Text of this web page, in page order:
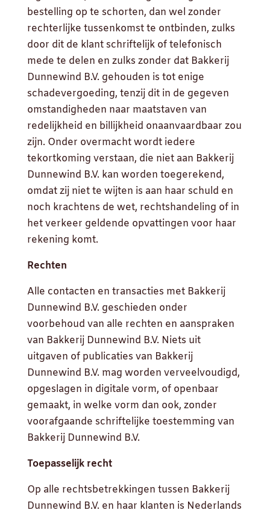
bestelling op te schorten, dan wel zonder
rechterlijke tussenkomst te ontbinden, zulks
door dit de klant schriftelijk of telefonisch
mede te delen en zulks zonder dat Bakkerij
Dunnewind B.V. gehouden is tot enige
schadevergoeding, tenzij dit in de gegeven
omstandigheden naar maatstaven van
redelijkheid en billijkheid onaanvaardbaar zou
zijn. Onder overmacht wordt iedere
tekortkoming verstaan, die niet aan Bakkerij
Dunnewind B.V. kan worden toegerekend,
omdat zij niet te wijten is aan haar schuld en
noch krachtens de wet, rechtshandeling of in
het verkeer geldende opvattingen voor haar
rekening komt.
Rechten
Alle contacten en transacties met Bakkerij
Dunnewind B.V. geschieden onder
voorbehoud van alle rechten en aanspraken
van Bakkerij Dunnewind B.V. Niets uit
uitgaven of publicaties van Bakkerij
Dunnewind B.V. mag worden verveelvoudigd,
opgeslagen in digitale vorm, of openbaar
gemaakt, in welke vorm dan ook, zonder
voorafgaande schriftelijke toestemming van
Bakkerij Dunnewind B.V.
Toepasselijk recht
Op alle rechtsbetrekkingen tussen Bakkerij
Dunnewind B.V. en haar klanten is Nederlands